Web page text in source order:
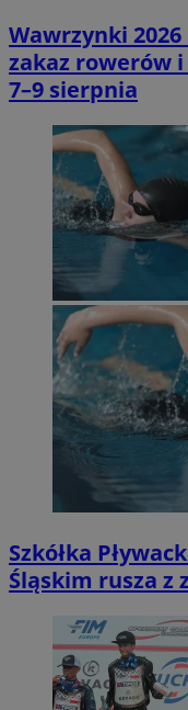
Wawrzynki
zakaz rowerów
7–9 sierpnia
Szkółka
Śląskim rusza z